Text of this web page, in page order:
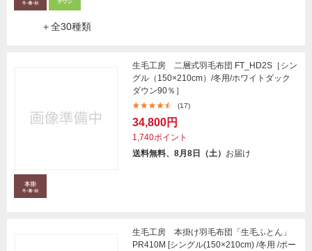
＋全30種類
生毛工房 二層式羽毛布団 FT_HD2S［シン
グル（150×210cm）/冬用/ホワイトダック
ダウン90％］
(17)
34,800円
1,740ポイント
送料無料、8月8日（土） お届け
生毛工房 本掛け羽毛布団「生毛ふとん」
PR410M [シングル(150×210cm) /冬用 /ポー